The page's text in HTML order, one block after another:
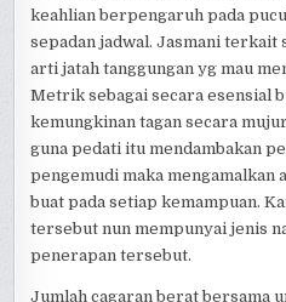
keahlian berpengaruh pada
sepadan jadwal. Jasmani
arti jatah tanggungan yg mau
Metrik sebagai secara esensial
kemungkinan tagan secara
guna pedati itu mendambakan
pengemudi maka mengamalkan
buat pada setiap kemampuan.
tersebut nun mempunyai jenis
penerapan tersebut.
Jumlah cagaran berat bersama